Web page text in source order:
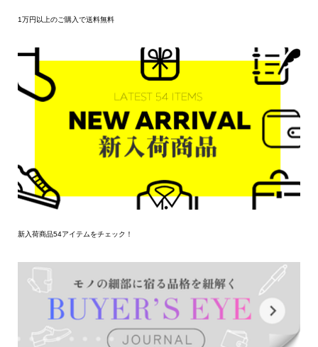
1万円以上のご購入で送料無料
新入荷商品54アイテムをチェック！